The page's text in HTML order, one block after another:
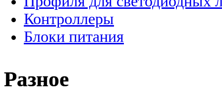
Контроллеры
Блоки питания
Разное